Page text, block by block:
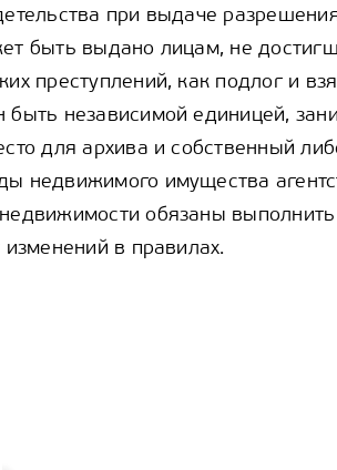
при выдаче
быть выдано лицам, не
преступлений, как подлог и
быть независимой единицей,
для архива и собственный
недвижимого имущества
обязаны
в правилах.